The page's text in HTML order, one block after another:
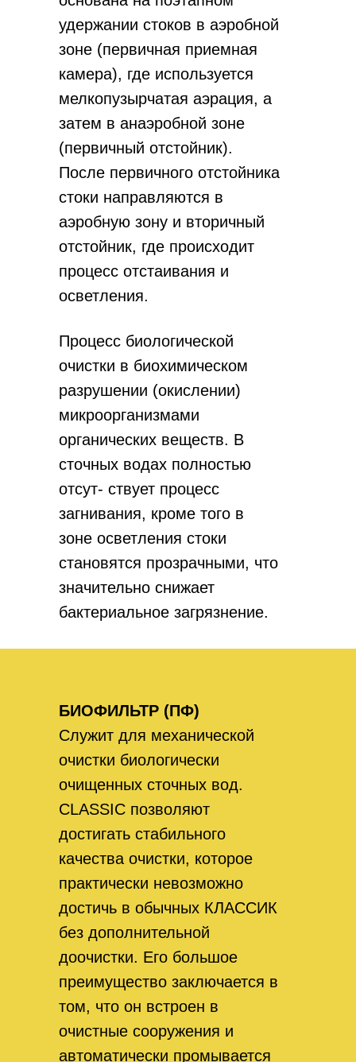
удержании стоков в аэробной
зоне (первичная приемная
камера), где используется
мелкопузырчатая аэрация, а
затем в анаэробной зоне
(первичный отстойник).
После первичного отстойника
стоки направляются в
аэробную зону и вторичный
отстойник, где происходит
процесс отстаивания и
осветления.
БИОФИЛЬТР (ПФ)
Служит для механической
очистки биологически
очищенных сточных вод.
CLASSIC позволяют
достигать стабильного
качества очистки, которое
практически невозможно
достичь в обычных КЛАССИК
без дополнительной
доочистки. Его большое
преимущество заключается в
том, что он встроен в
очистные сооружения и
автоматически промывается
Процесс биологической
очистки в биохимическом
разрушении (окислении)
микроорганизмами
органических веществ. В
сточных водах полностью
отсут- ствует процесс
загнивания, кроме того в
зоне осветления стоки
становятся прозрачными, что
значительно снижает
бактериальное загрязнение.